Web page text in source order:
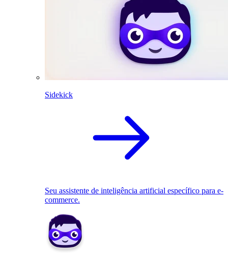
Sidekick
Seu assistente de inteligência artificial específico para e-
commerce.